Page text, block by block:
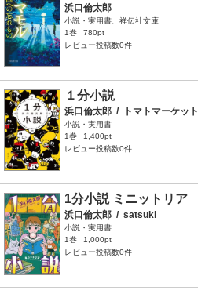
浜口倫太郎
小説・実用書、祥伝社文庫
1巻
780pt
レビュー投稿数0件
１分小説
浜口倫太郎 / トマトマーケット
小説・実用書
1巻
1,400pt
レビュー投稿数0件
1分小説 ミニットリア
浜口倫太郎 / satsuki
小説・実用書
1巻
1,000pt
レビュー投稿数0件